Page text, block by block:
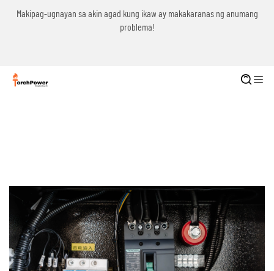
Makipag-ugnayan sa akin agad kung ikaw ay makakaranas ng anumang
problema!